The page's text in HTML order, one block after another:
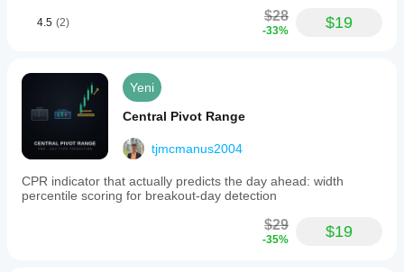
4.5 (2) $28
-33% $19
Yeni
Central Pivot Range
tjmcmanus2004
CPR indicator that actually predicts the day ahead: width
percentile scoring for breakout-day detection
$29
-35% $19